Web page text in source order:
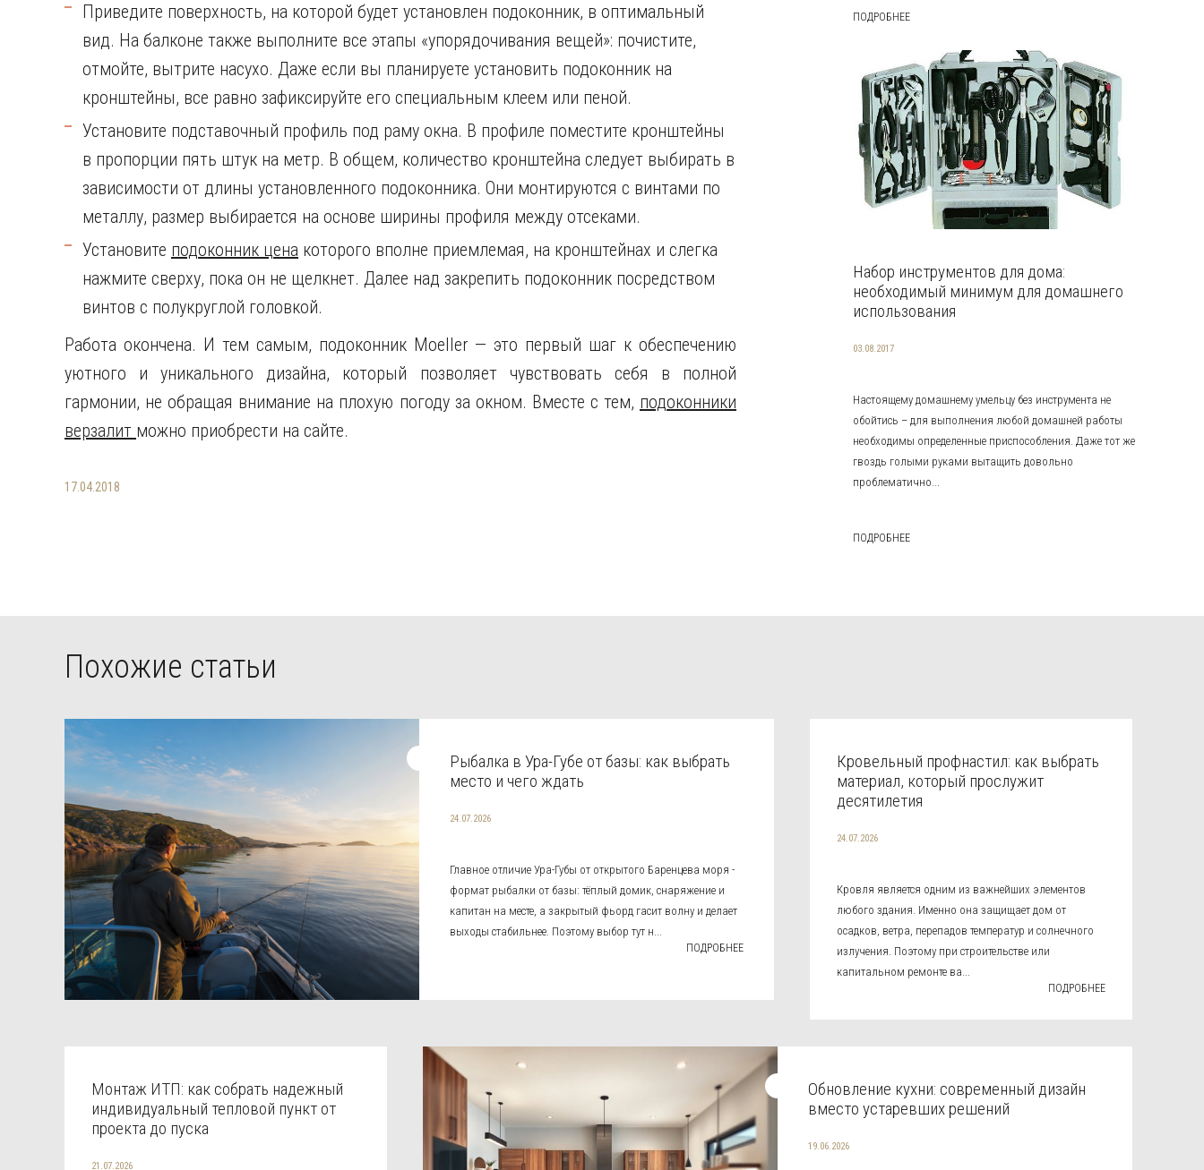
Приведите поверхность, на которой будет установлен подоконник, в оптимальный
вид. На балконе также выполните все этапы «упорядочивания вещей»: почистите,
отмойте, вытрите насухо. Даже если вы планируете установить подоконник на
кронштейны, все равно зафиксируйте его специальным клеем или пеной.
Установите подставочный профиль под раму окна. В профиле поместите кронштейны
в пропорции пять штук на метр. В общем, количество кронштейна следует выбирать в
зависимости от длины установленного подоконника. Они монтируются с винтами по
металлу, размер выбирается на основе ширины профиля между отсеками.
Установите подоконник цена которого вполне приемлемая, на кронштейнах и слегка
нажмите сверху, пока он не щелкнет. Далее над закрепить подоконник посредством
винтов с полукруглой головкой.
Работа окончена. И тем самым, подоконник Moeller — это первый шаг к обеспечению
уютного и уникального дизайна, который позволяет чувствовать себя в полной
гармонии, не обращая внимание на плохую погоду за окном. Вместе с тем, подоконники
верзалит можно приобрести на сайте.
17.04.2018
ПОДРОБНЕЕ
Набор инструментов для дома:
необходимый минимум для домашнего
использования
03.08.2017
Настоящему домашнему умельцу без инструмента не
обойтись – для выполнения любой домашней работы
необходимы определенные приспособления. Даже тот же
гвоздь голыми руками вытащить довольно
проблематично...
ПОДРОБНЕЕ
Похожие статьи
Рыбалка в Ура-Губе от базы: как выбрать
место и чего ждать
24.07.2026
Главное отличие Ура-Губы от открытого Баренцева моря -
формат рыбалки от базы: тёплый домик, снаряжение и
капитан на месте, а закрытый фьорд гасит волну и делает
выходы стабильнее. Поэтому выбор тут н...
ПОДРОБНЕЕ
Кровельный профнастил: как выбрать
материал, который прослужит
десятилетия
24.07.2026
Кровля является одним из важнейших элементов
любого здания. Именно она защищает дом от
осадков, ветра, перепадов температур и солнечного
излучения. Поэтому при строительстве или
капитальном ремонте ва...
ПОДРОБНЕЕ
Монтаж ИТП: как собрать надежный
индивидуальный тепловой пункт от
проекта до пуска
21.07.2026
Обновление кухни: современный дизайн
вместо устаревших решений
19.06.2026